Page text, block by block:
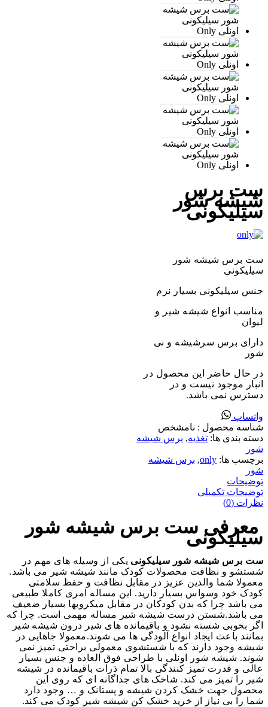
ست برس
شیشه شور
سیلیکونی
ست برس شیشه شور
سیلیکونی
جنس سیلیکونی بسیار نرم
مناسب انواع شیشه شیر و
لیوان
دارای برس سرشیشه و نی
شور
در حال حاضر این محصول در
انبار موجود نیست و در
دسترس نمی باشد.
واتساپ
شناسه محصول : نامشخص
دسته بندی ها: تغذیه, یرس شیشه
شور
برچسب ها: only
, برس شیشه
شور
توضیحات
توضیحات تکمیلی
نظرات (0)
معرفی ست برس شیشه شور
سیلیکونی
ست برس شیشه شور سیلیکونی یکی از وسیله های مهم در
شستشو و نظافت محصولات کودک مانند شیشه شیر می باشد.
معمولا شما والدین عزیز در مقابل نظافت و حفظ سلامتی
کودک خود وسواس بسیار دارید. این مساله امری کاملا طبیعی
می باشد چرا که بدن کودکان در مقابل میکروبها بسیار ضعیف
می باشد.شستن درست شیشه شیر مساله مهمی است. چرا که
اگر بخوبی شسته نشود و باقیمانده های شیر درون شیشه شیر
بمانند باعث ایجاد انواع آلودگی ها می شوند.معمولا جاهایی در
شیشه وجود دارند که با شستشوی معمولی براحتی تمیز نمی
شوند. شیشه شور اونلی با طراحی فوق العاده و جنس بسیار
عالی و قدرت تمیز کنندگی بالا تمام ذرات باقیمانده در شیشه
شیر را تمیز می کند. شاخک های جداگانه ای که روی این
محصول جهت خشک کردن شیشه و پستانک و … وجود دارد
شما را بی نیاز از خرید خشک کن شیشه شیر کودک می کند.